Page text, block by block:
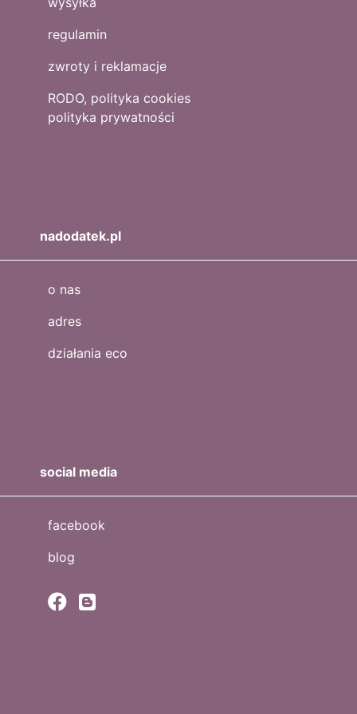
regulamin
zwroty i reklamacje
RODO, polityka cookies
polityka prywatności
nadodatek.pl
o nas
adres
działania eco
social media
facebook
blog